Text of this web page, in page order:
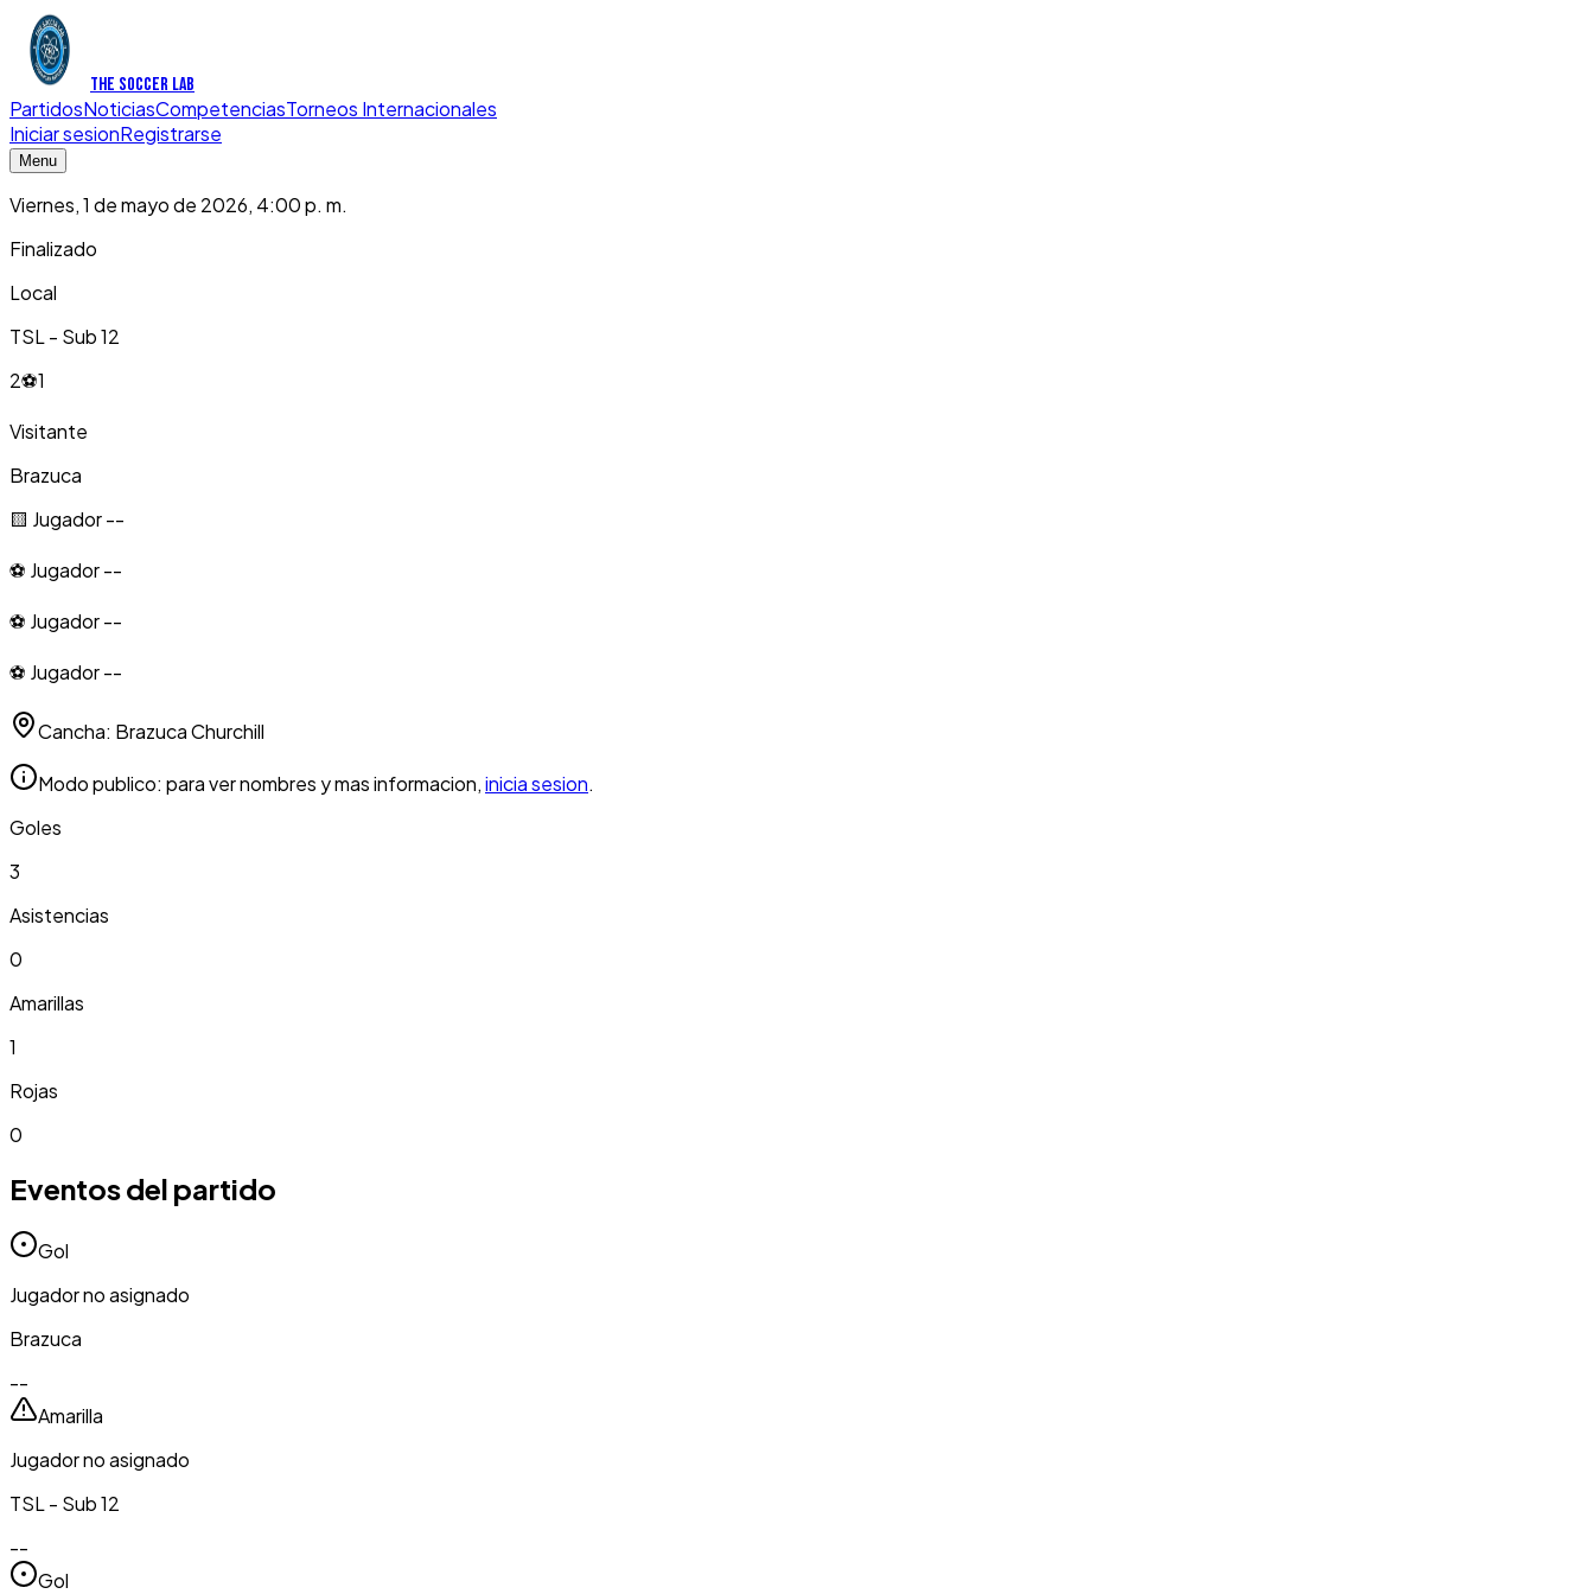
THE SOCCER LAB
PartidosNoticiasCompetenciasTorneos Internacionales
Iniciar sesionRegistrarse
Menu
Viernes, 1 de mayo de 2026, 4:00 p. m.
Finalizado
Local
TSL - Sub 12
2⚽1
Visitante
Brazuca
🟨 Jugador --
⚽ Jugador --
⚽ Jugador --
⚽ Jugador --
Cancha: Brazuca Churchill
Modo publico: para ver nombres y mas informacion,inicia sesion.
Goles
3
Asistencias
0
Amarillas
1
Rojas
0
Eventos del partido
Gol
Jugador no asignado
Brazuca
--
Amarilla
Jugador no asignado
TSL - Sub 12
--
Gol